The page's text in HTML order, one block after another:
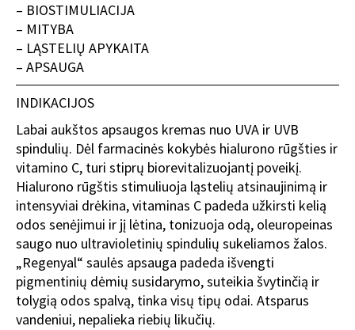
– BIOSTIMULIACIJA
– MITYBA
– LĄSTELIŲ APYKAITA
– APSAUGA
INDIKACIJOS
Labai aukštos apsaugos kremas nuo UVA ir UVB
spindulių. Dėl farmacinės kokybės hialurono rūgšties ir
vitamino C, turi stiprų biorevitalizuojantį poveikį.
Hialurono rūgštis stimuliuoja ląstelių atsinaujinimą ir
intensyviai drėkina, vitaminas C padeda užkirsti kelią
odos senėjimui ir jį lėtina, tonizuoja odą, oleuropeinas
saugo nuo ultravioletinių spindulių sukeliamos žalos.
„Regenyal“ saulės apsauga padeda išvengti
pigmentinių dėmių susidarymo, suteikia švytinčią ir
tolygią odos spalvą, tinka visų tipų odai. Atsparus
vandeniui, nepalieka riebių likučių.